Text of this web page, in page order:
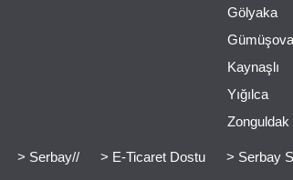
Gölyaka
Gümüşova
Kaynaşlı
Yığılca
Zonguldak
> Serbay// > E-Ticaret Dostu > Serbay